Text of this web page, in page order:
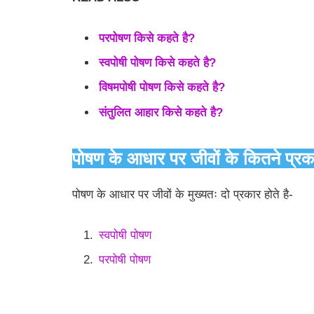
परपोषण किसे कहते है?
स्वपोषी पोषण किसे कहते है?
विषमपोषी पोषण किसे कहते है?
संतुलित आहार किसे कहते है?
पोषण के आधार पर जीवों के कितने
पोषण के आधार पर जीवों के मुख्यतः दो प्रकार होते है-
स्वपोषी पोषण
परपोषी पोषण